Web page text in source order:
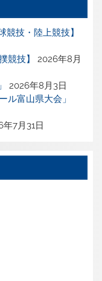
技・陸上競技】
競技】
2026年8月
2026年8月3日
ル富山県大会」
年7月31日